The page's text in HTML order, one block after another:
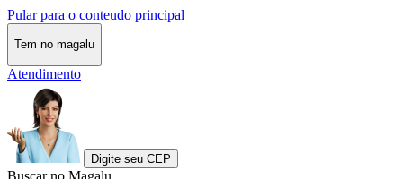
Pular para o conteudo principal
Tem no magalu
Atendimento
Digite seu CEP
Buscar no Magalu